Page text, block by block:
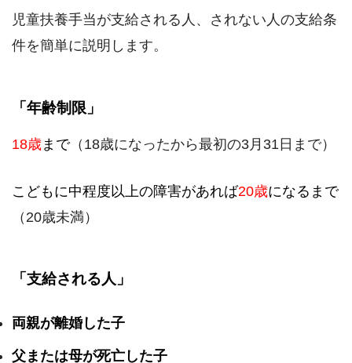
児童扶養手当が支給される人、されない人の支給条
件を簡単に説明します。
「年齢制限」
18歳まで（18歳になったから最初の3月31日まで）
こどもに中程度以上の障害があれば20歳になるまで
（20歳未満）
「支給される人」
両親が離婚した子
父または母が死亡した子